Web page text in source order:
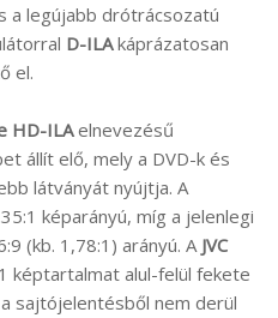
a legújabb drótrácsozatú
D-ILAkáprázatosan
el.
HD-ILAelnevezésű
állít elő, mely a DVD-k és
látványát nyújtja. A
képarányú, míg a jelenlegi
(kb. 1,78:1) arányú. A JVC
képtartalmat alul-felül fekete
sajtójelentésből nem derül